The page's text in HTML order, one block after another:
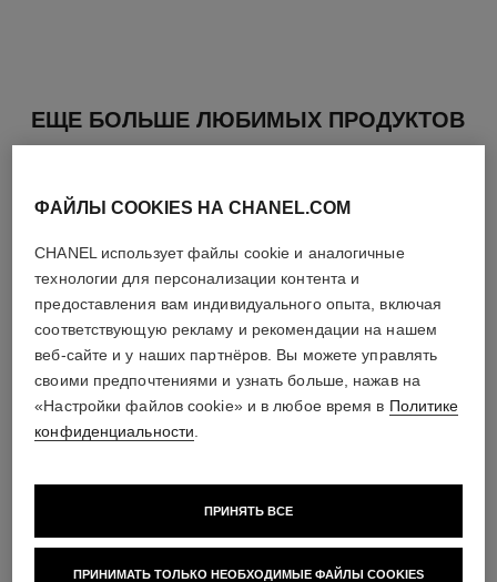
ЕЩЕ БОЛЬШЕ ЛЮБИМЫХ ПРОДУКТОВ
Парфюмерная Вода Спрей
Арт. 123560
Посмотреть подробную
информацию
Cologne – Туалетная Вода-
спрей
Посмотреть подробную
ФАЙЛЫ COOKIES НА CHANEL.COM
CHANEL использует файлы cookie и аналогичные
технологии для персонализации контента и
предоставления вам индивидуального опыта, включая
соответствующую рекламу и рекомендации на нашем
веб-сайте и у наших партнёров. Вы можете управлять
своими предпочтениями и узнать больше, нажав на
«Настройки файлов cookie» и в любое время в Политике
конфиденциальности
ПРИНИМАТЬ ТОЛЬКО НЕОБХОДИМЫЕ ФАЙЛЫ COOKIES
ПРИНЯТЬ ВСЕ